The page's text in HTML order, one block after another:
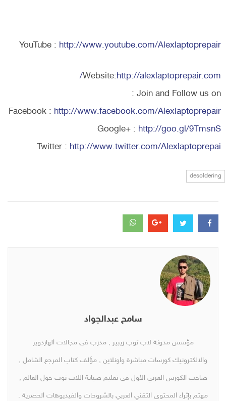
YouTube : http://www.youtube.com/Alexlaptoprepair
Website:http://alexlaptoprepair.com/
Join and Follow us on :
Facebook : http://www.facebook.com/Alexlaptoprepair
Google+ : http://goo.gl/9TmsnS
Twitter : http://www.twitter.com/Alexlaptoprepai
desoldering
سامح عبدالجواد
مؤسس مدونة لاب توب ريبير , مدرب فى مجالات الهاردوير
والالكترونيك كورسات مباشرة واونلاين , مؤلف كتاب المرجع الشامل ,
صاحب الكورس العربي الأول فى تعليم صيانة اللاب توب حول العالم ,
مهتم بإثراء المحتوى التقني العربي بالشروحات والفيديوهات الحصرية .